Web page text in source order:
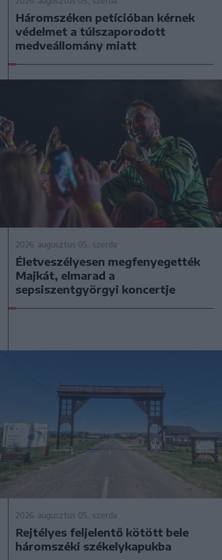
Háromszéken petícióban kérnek
védelmet a túlszaporodott
medveállomány miatt
2026. augusztus 05., szerda
Életveszélyesen megfenyegették
Majkát, elmarad a
sepsiszentgyörgyi koncertje
2026. augusztus 05., szerda
Rejtélyes feljelentő kötött bele
háromszéki székelykapukba